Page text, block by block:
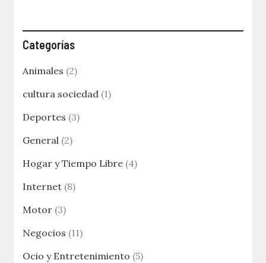
Categorías
Animales (2)
cultura sociedad (1)
Deportes (3)
General (2)
Hogar y Tiempo Libre (4)
Internet (8)
Motor (3)
Negocios (11)
Ocio y Entretenimiento (5)